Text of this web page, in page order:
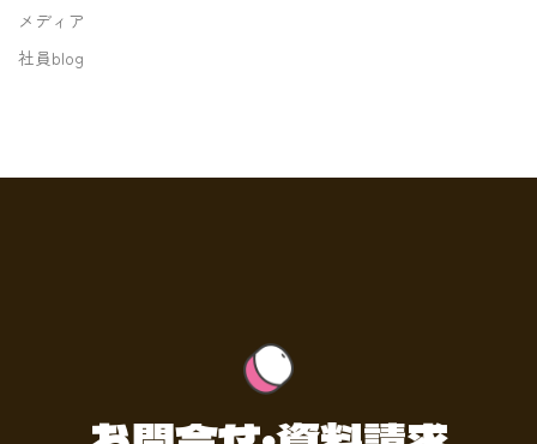
メディア
社員blog